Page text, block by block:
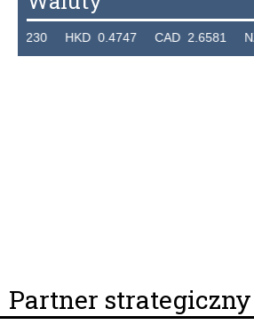
HKD 0.4747 CAD 2.6581 NZD
Partner strategiczny